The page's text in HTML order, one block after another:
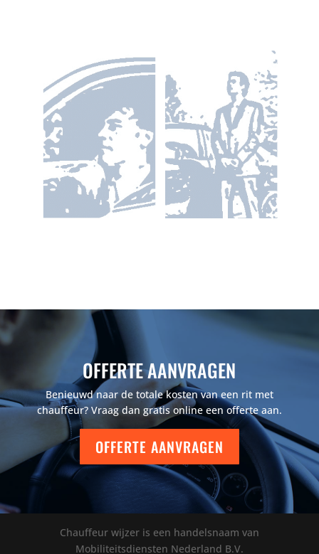
OFFERTE AANVRAGEN
Benieuwd naar de totale kosten van een rit met
chauffeur? Vraag dan gratis online een offerte aan.
OFFERTE AANVRAGEN
Chauffeur wijzer is een handelsnaam van
Mobiliteitsdiensten Nederland B.V.